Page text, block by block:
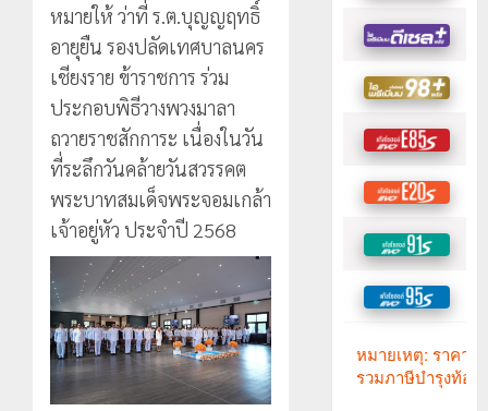
หมายให้ ว่าที่ ร.ต.บุญญฤทธิ์
อายุยืน รองปลัดเทศบาลนคร
เชียงราย ข้าราชการ ร่วม
ประกอบพิธีวางพวงมาลา
ถวายราชสักการะ เนื่องในวัน
ที่ระลึกวันคล้ายวันสวรรคต
พระบาทสมเด็จพระจอมเกล้า
เจ้าอยู่หัว ประจำปี 2568